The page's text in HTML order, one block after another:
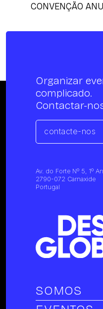
CONVENÇÃO
Organizar
complicado.
Contactar-
contacte-nos
Av. do Forte Nº 5, 1º
2790-072 Carnaxide
Portugal
SOMOS